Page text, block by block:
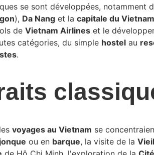
se sont développées, notamment
), Da Nang et la capitale du Vietnam
de Vietnam Airlines et le
catégories, du simple hostel au
.
voyages au Vietnam se
jonque ou en barque, la visite de la